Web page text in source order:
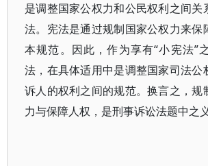
是调整国家公权力和公民权利之间关
法。宪法是通过规制国家公权力来保
本规范。因此，作为享有“小宪法”
法，在具体适用中是调整国家司法公
诉人的权利之间的规范。换言之，规
力与保障人权，是刑事诉讼法题中之义